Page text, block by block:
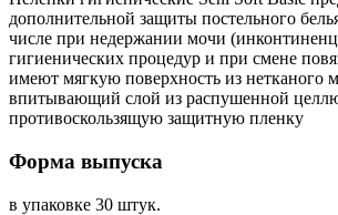
дополнительной защиты постельного
числе при недержании мочи
гигиенических процедур и при смене
имеют мягкую поверхность из нетканого
впитывающий слой из распушенной
противоскользящую защитную пленку
Форма выпуска
в упаковке 30 штук.